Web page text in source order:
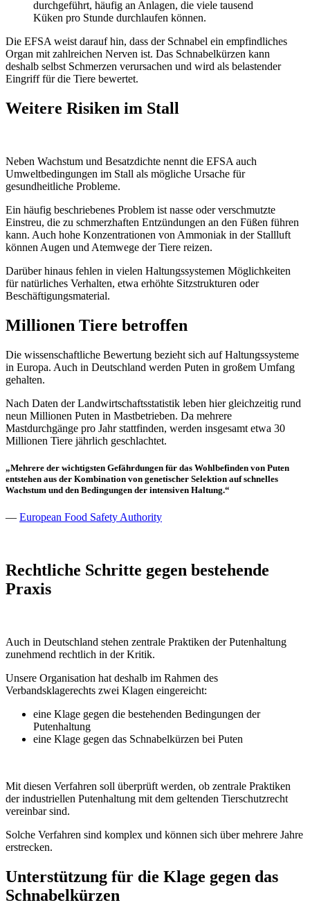
durchgeführt, häufig an Anlagen, die viele tausend
Küken pro Stunde durchlaufen können.
Die EFSA weist darauf hin, dass der Schnabel ein empfindliches
Organ mit zahlreichen Nerven ist. Das Schnabelkürzen kann
deshalb selbst Schmerzen verursachen und wird als belastender
Eingriff für die Tiere bewertet.
Weitere Risiken im Stall
Neben Wachstum und Besatzdichte nennt die EFSA auch
Umweltbedingungen im Stall als mögliche Ursache für
gesundheitliche Probleme.
Ein häufig beschriebenes Problem ist nasse oder verschmutzte
Einstreu, die zu schmerzhaften Entzündungen an den Füßen führen
kann. Auch hohe Konzentrationen von Ammoniak in der Stallluft
können Augen und Atemwege der Tiere reizen.
Darüber hinaus fehlen in vielen Haltungssystemen Möglichkeiten
für natürliches Verhalten, etwa erhöhte Sitzstrukturen oder
Beschäftigungsmaterial.
Millionen Tiere betroffen
Die wissenschaftliche Bewertung bezieht sich auf Haltungssysteme
in Europa. Auch in Deutschland werden Puten in großem Umfang
gehalten.
Nach Daten der Landwirtschaftsstatistik leben hier gleichzeitig rund
neun Millionen Puten in Mastbetrieben. Da mehrere
Mastdurchgänge pro Jahr stattfinden, werden insgesamt etwa 30
Millionen Tiere jährlich geschlachtet.
„Mehrere der wichtigsten Gefährdungen für das Wohlbefinden von Puten
entstehen aus der Kombination von genetischer Selektion auf schnelles
Wachstum und den Bedingungen der intensiven Haltung.“
— European Food Safety Authority
Rechtliche Schritte gegen bestehende
Praxis
Auch in Deutschland stehen zentrale Praktiken der Putenhaltung
zunehmend rechtlich in der Kritik.
Unsere Organisation hat deshalb im Rahmen des
Verbandsklagerechts zwei Klagen eingereicht:
eine Klage gegen die bestehenden Bedingungen der
Putenhaltung
eine Klage gegen das Schnabelkürzen bei Puten
Mit diesen Verfahren soll überprüft werden, ob zentrale Praktiken
der industriellen Putenhaltung mit dem geltenden Tierschutzrecht
vereinbar sind.
Solche Verfahren sind komplex und können sich über mehrere Jahre
erstrecken.
Unterstützung für die Klage gegen das
Schnabelkürzen